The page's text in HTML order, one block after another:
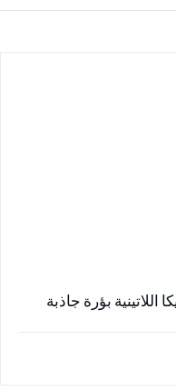
للمستثمرين الاستمتاع
بؤرة جاذبة